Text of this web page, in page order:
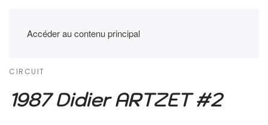
Accéder au contenu principal
CIRCUIT
1987 Didier ARTZET #2